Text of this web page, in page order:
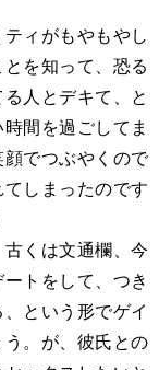
ィがもやもやし
を知って、恐る
人とデキて、と
間を過ごしてま
でつぶやくので
しまったのです
くは文通欄、今
トをして、つき
という形でゲイ
。が、彼氏との